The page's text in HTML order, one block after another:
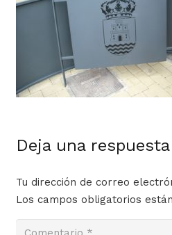
Deja una respuesta
Tu dirección de correo
Los campos obligatorios